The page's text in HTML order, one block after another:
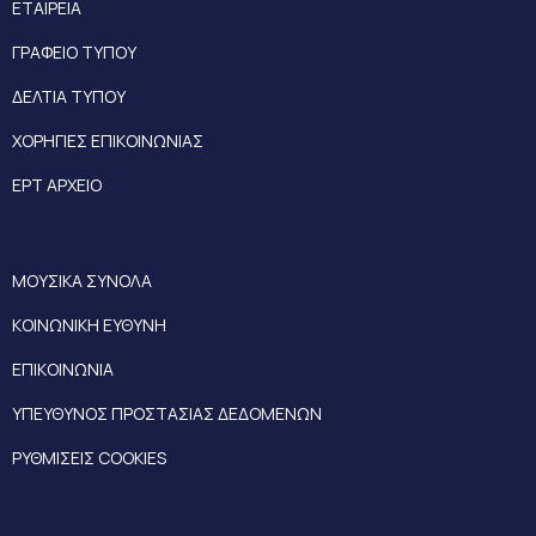
ΕΤΑΙΡΕΙΑ
ΓΡΑΦΕΙΟ ΤΥΠΟΥ
ΔΕΛΤΙΑ ΤΥΠΟΥ
ΧΟΡΗΓΙΕΣ ΕΠΙΚΟΙΝΩΝΙΑΣ
ΕΡΤ ΑΡΧΕΙΟ
ΜΟΥΣΙΚΑ ΣΥΝΟΛΑ
ΚΟΙΝΩΝΙΚΗ ΕΥΘΥΝΗ
ΕΠΙΚΟΙΝΩΝΙΑ
ΥΠΕΥΘΥΝΟΣ ΠΡΟΣΤΑΣΙΑΣ ΔΕΔΟΜΕΝΩΝ
ΡΥΘΜΙΣΕΙΣ COOKIES